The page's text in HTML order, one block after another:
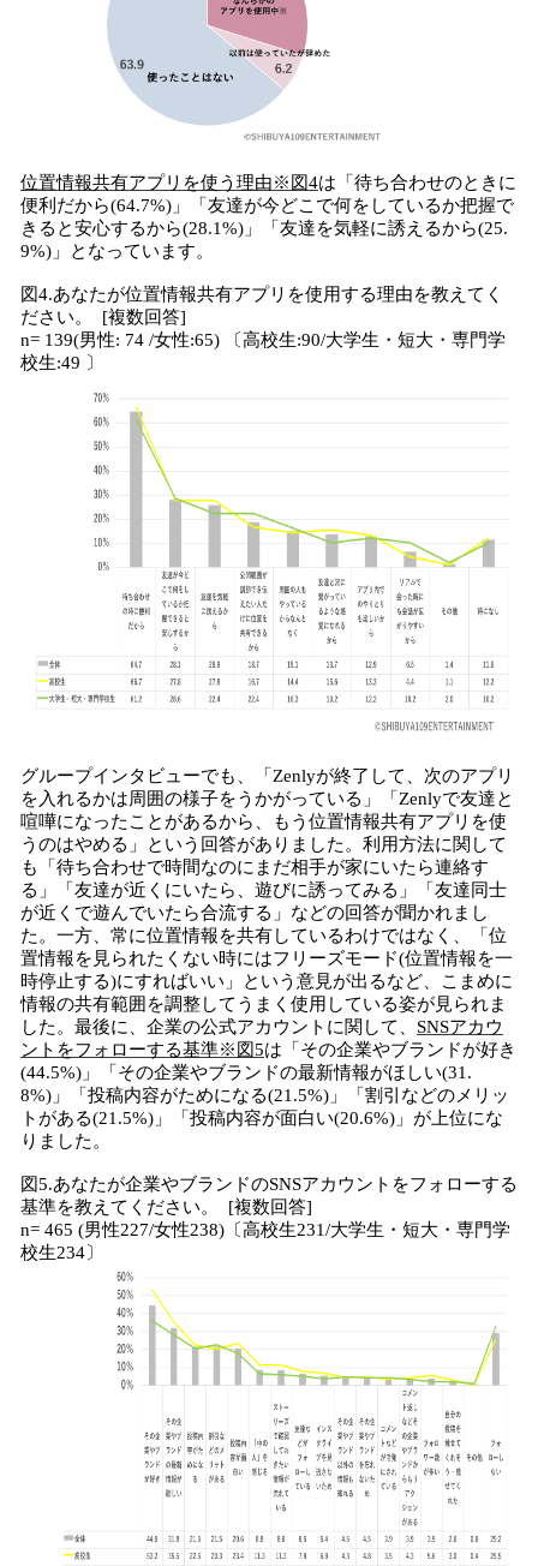
位置情報共有アプリを使う理由※図4は「待ち合わせのときに
便利だから(64.7%)」「友達が今どこで何をしているか把握で
きると安心するから(28.1%)」「友達を気軽に誘えるから(25.
9%)」となっています。
図4.あなたが位置情報共有アプリを使用する理由を教えてく
ださい。 [複数回答]
n= 139(男性: 74 /女性:65) 〔高校生:90/大学生・短大・専門学
校生:49 〕
グループインタビューでも、「Zenlyが終了して、次のアプリ
を入れるかは周囲の様子をうかがっている」「Zenlyで友達と
喧嘩になったことがあるから、もう位置情報共有アプリを使
うのはやめる」という回答がありました。利用方法に関して
も「待ち合わせで時間なのにまだ相手が家にいたら連絡す
る」「友達が近くにいたら、遊びに誘ってみる」「友達同士
が近くで遊んでいたら合流する」などの回答が聞かれまし
た。一方、常に位置情報を共有しているわけではなく、「位
置情報を見られたくない時にはフリーズモード(位置情報を一
時停止する)にすればいい」という意見が出るなど、こまめに
情報の共有範囲を調整してうまく使用している姿が見られま
した。最後に、企業の公式アカウントに関して、 SNSアカウ
ントをフォローする基準※図5は「その企業やブランドが好き
(44.5%)」「その企業やブランドの最新情報がほしい(31.
8%)」「投稿内容がためになる(21.5%)」「割引などのメリッ
トがある(21.5%)」「投稿内容が面白い(20.6%)」が上位にな
りました。
図5.あなたが企業やブランドのSNSアカウントをフォローする
基準を教えてください。 [複数回答]
n= 465 (男性227/女性238)〔高校生231/大学生・短大・専門学
校生234〕